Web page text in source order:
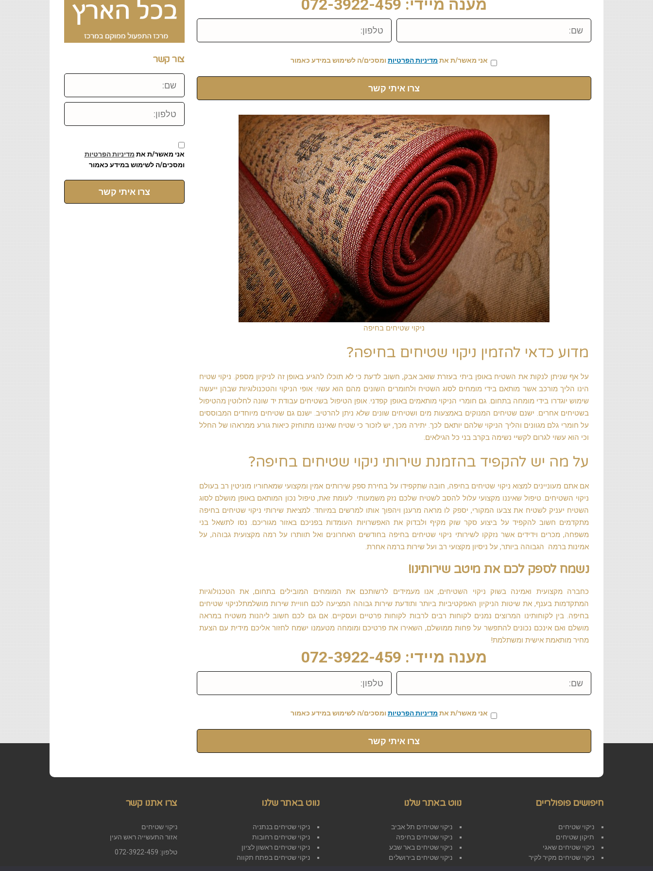
מענה מיידי: 072-3922-459
שם: טלפון:
אני מאשר/ת את מדיניות הפרטיותומסכים/ה לשימוש במידע כאמור
צרו איתי קשר
ניקוי שטיחים בחיפה
מדוע כדאי להזמין ניקוי שטיחים בחיפה?
על אף שניתן לנקות את השטיח באופן ביתי בעזרת שואב אבק, חשוב לדעת כי לא תוכלו להגיע באופן זה לניקיון מספק. ניקוי שטיח
הינו הליך מורכב אשר מותאם בידי מומחים לסוג השטיח ולחומרים השונים מהם הוא עשוי. אופי הניקוי והטכנולוגיות שבהן ייעשה
שימוש יוגדרו בידי מומחה בתחום. גם חומרי הניקוי מותאמים באופן קפדני. אופן הטיפול בשטיחים עבודת יד שונה לחלוטין מהטיפול
בשטיחים אחרים. ישנם שטיחים המנוקים באמצעות מים ושטיחים שונים שלא ניתן להרטיב. ישנם גם שטיחים מיוחדים המבוססים
על חומרי גלם מגוונים והליך הניקוי שלהם יותאם לכך. יתירה מכך, יש לזכור כי שטיח שאיננו מתוחזק כיאות גורע ממראהו של החלל
וכי הוא עשוי לגרום לקשיי נשימה בקרב בני כל הגילאים.
על מה יש להקפיד בהזמנת שירותי ניקוי שטיחים בחיפה?
אם אתם מעוניינים למצוא ניקוי שטיחים בחיפה, חובה שתקפידו על בחירת ספק שירותים אמין ומקצועי שמאחוריו מוניטין רב בעולם
ניקוי השטיחים. טיפול שאיננו מקצועי עלול להסב לשטיח שלכם נזק משמעותי. לעומת זאת, טיפול נכון המותאם באופן מושלם לסוג
השטיח יעניק לשטיח את צבעו המקורי, יספק לו מראה מרענן ויהפוך אותו למרשים במיוחד. למציאת שירותי ניקוי שטיחים בחיפה
מתקדמים חשוב להקפיד על ביצוע סקר שוק מקיף ולבדוק את האפשרויות העומדות בפניכם באזור מגוריכם. נסו לתשאל בני
משפחה, מכרים וידידים אשר נזקקו לשירותי ניקוי שטיחים בחיפה בחודשים האחרונים ואל תוותרו על רמה מקצועית גבוהה, על
אמינות ברמה הגבוהה ביותר, על ניסיון מקצועי רב ועל שירות ברמה אחרת.
נשמח לספק לכם את מיטב שירותינו!
כחברה מקצועית ואמינה בשוק ניקוי השטיחים, אנו מעמידים לרשותכם את המומחים המובילים בתחום, את הטכנולוגיות
המתקדמות בענף, את שיטות הניקיון האפקטיביות ביותר ותודעת שירות גבוהה המציעה לכם חוויית שירות מושלמתלניקוי שטיחים
בחיפה. בין לקוחותינו המרוצים נמנים לקוחות רבים לרבות לקוחות פרטיים ועסקיים. אם גם לכם חשוב ליהנות משטיח במראה
מושלם ואם אינכם נכונים להתפשר על פחות ממושלם, השאירו את פרטיכם ומומחה מטעמנו ישמח לחזור אליכם מידית עם הצעת
מחיר מותאמת אישית ומשתלמת!
מענה מיידי: 072-3922-459
שם: טלפון:
אני מאשר/ת את מדיניות הפרטיותומסכים/ה לשימוש במידע כאמור
צרו איתי קשר
צור קשר
שם:
טלפון:
אני מאשר/ת את מדיניות הפרטיות
ומסכים/ה לשימוש במידע כאמור
צרו איתי קשר
חיפושים פופולריים
ניקוי שטיחים
תיקון שטיחים
ניקוי שטיחים שאגי
ניקוי שטיחים מקיר לקיר
נווט באתר שלנו
ניקוי שטיחים תל אביב
ניקוי שטיחים בחיפה
ניקוי שטיחים באר שבע
ניקוי שטיחים בירושלים
נווט באתר שלנו
ניקוי שטיחים בנתניה
ניקוי שטיחים רחובות
ניקוי שטיחים ראשון לציון
ניקוי שטיחים בפתח תקווה
צרו אתנו קשר
ניקוי שטיחים
אזור התעשייה ראש העין
טלפון: 072-3922-459